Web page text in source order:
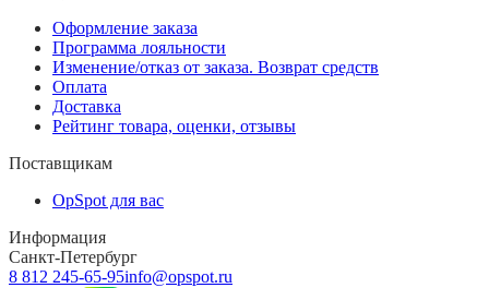
Оформление заказа
Программа лояльности
Изменение/отказ от заказа. Возврат средств
Оплата
Доставка
Рейтинг товара, оценки, отзывы
Поставщикам
OpSpot для вас
Информация
Санкт-Петербург
8 812 245-65-95info@opspot.ru